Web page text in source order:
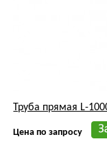
Труба прямая L-
Цена по запросу